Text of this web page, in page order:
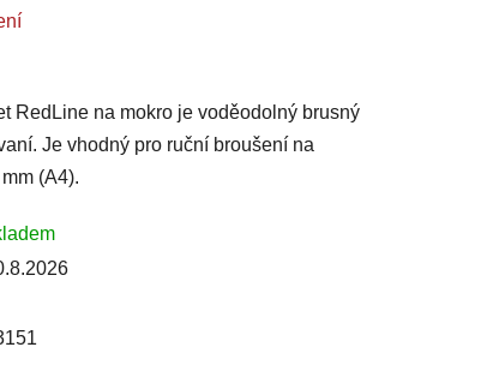
RedLine na mokro je voděodolný brusný
Je vhodný pro ruční broušení na
(A4).